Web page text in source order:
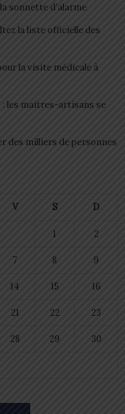
sonnette d’alarme
la liste officielle des
la visite médicale à
: les maitres-artisans se
des milliers de personnes
V S D
1 2
7 8 9
14 15 16
21 22 23
28 29 30